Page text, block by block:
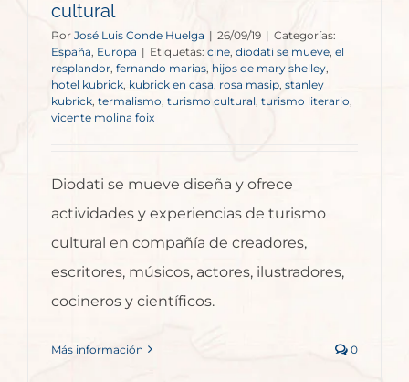
cultural
Por José Luis Conde Huelga | 26/09/19 | Categorías:
España Europa | Etiquetas: cine diodati se mueve el
resplandor, fernando marias hijos de mary shelley
hotel kubrick, kubrick en casa rosa masip, stanley
kubrick termalismo turismo cultural turismo literario
vicente molina foix
Diodati se mueve diseña y ofrece
actividades y experiencias de turismo
cultural en compañía de creadores,
escritores, músicos, actores, ilustradores,
cocineros y científicos.
Más información 0